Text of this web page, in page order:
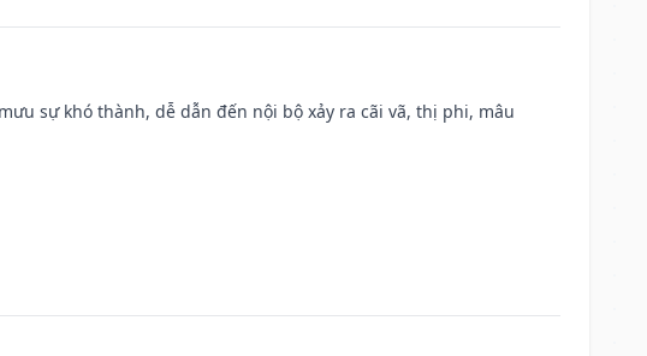
sự khó thành, dễ dẫn đến nội bộ xảy ra cãi vã, thị phi, mâu